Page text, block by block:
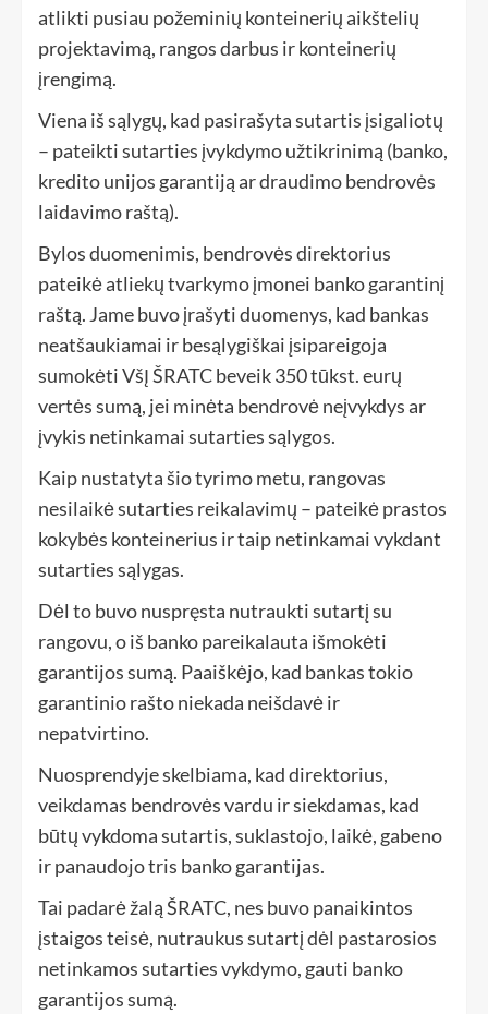
atlikti pusiau požeminių konteinerių aikštelių
projektavimą, rangos darbus ir konteinerių
įrengimą.
Viena iš sąlygų, kad pasirašyta sutartis įsigaliotų
– pateikti sutarties įvykdymo užtikrinimą (banko,
kredito unijos garantiją ar draudimo bendrovės
laidavimo raštą).
Bylos duomenimis, bendrovės direktorius
pateikė atliekų tvarkymo įmonei banko garantinį
raštą. Jame buvo įrašyti duomenys, kad bankas
neatšaukiamai ir besąlygiškai įsipareigoja
sumokėti VšĮ ŠRATC beveik 350 tūkst. eurų
vertės sumą, jei minėta bendrovė neįvykdys ar
įvykis netinkamai sutarties sąlygos.
Kaip nustatyta šio tyrimo metu, rangovas
nesilaikė sutarties reikalavimų – pateikė prastos
kokybės konteinerius ir taip netinkamai vykdant
sutarties sąlygas.
Dėl to buvo nuspręsta nutraukti sutartį su
rangovu, o iš banko pareikalauta išmokėti
garantijos sumą. Paaiškėjo, kad bankas tokio
garantinio rašto niekada neišdavė ir
nepatvirtino.
Nuosprendyje skelbiama, kad direktorius,
veikdamas bendrovės vardu ir siekdamas, kad
būtų vykdoma sutartis, suklastojo, laikė, gabeno
ir panaudojo tris banko garantijas.
Tai padarė žalą ŠRATC, nes buvo panaikintos
įstaigos teisė, nutraukus sutartį dėl pastarosios
netinkamos sutarties vykdymo, gauti banko
garantijos sumą.